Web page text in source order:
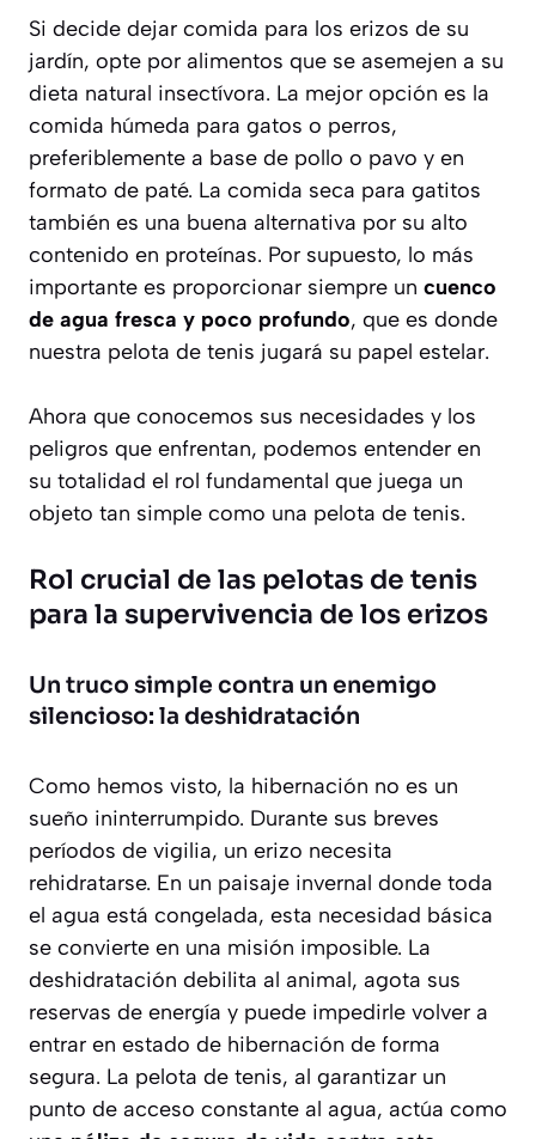
Si decide dejar comida para los erizos de su
jardín, opte por alimentos que se asemejen a su
dieta natural insectívora. La mejor opción es la
comida húmeda para gatos o perros,
preferiblemente a base de pollo o pavo y en
formato de paté. La comida seca para gatitos
también es una buena alternativa por su alto
contenido en proteínas. Por supuesto, lo más
importante es proporcionar siempre un cuenco
de agua fresca y poco profundo, que es donde
nuestra pelota de tenis jugará su papel estelar.
Ahora que conocemos sus necesidades y los
peligros que enfrentan, podemos entender en
su totalidad el rol fundamental que juega un
objeto tan simple como una pelota de tenis.
Rol crucial de las pelotas de tenis
para la supervivencia de los erizos
Un truco simple contra un enemigo
silencioso: la deshidratación
Como hemos visto, la hibernación no es un
sueño ininterrumpido. Durante sus breves
períodos de vigilia, un erizo necesita
rehidratarse. En un paisaje invernal donde toda
el agua está congelada, esta necesidad básica
se convierte en una misión imposible. La
deshidratación debilita al animal, agota sus
reservas de energía y puede impedirle volver a
entrar en estado de hibernación de forma
segura. La pelota de tenis, al garantizar un
punto de acceso constante al agua, actúa como